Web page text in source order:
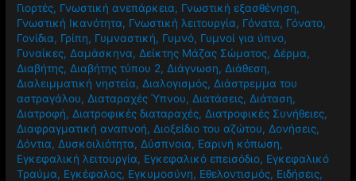
Γιορτές, Γνωστική ανεπάρκεια, Γνωστική εξασθένηση,
Γνωστική Ικανότητα, Γνωστική λειτουργία, Γόνατα, Γόνατο,
Γονίδια, Γρίπη, Γυμναστική, Γυμνό, Γυμνοί για ύπνο,
Γυναίκες, Δαμάσκηνα, Δείκτης Μάζας Σώματος, Δέρμα,
Διαβήτης, Διαβήτης τύπου 2, Διάγνωση, Διάθεση,
Διαλειμματική νηστεία, Διαλογισμός, Διάστρεμμα του
αστραγάλου, Διαταραχές Ύπνου, Διατάσεις, Διάταση,
Διατροφή, Διατροφικές διαταραχές, Διατροφικές Συνήθειες,
Διαφραγματική αναπνοή, Διοξείδιο του αζώτου, Δονήσεις,
Δόντια, Δυσκοιλιότητα, Δύσπνοια, Εαρινή κόπωση,
Εγκεφαλική λειτουργία, Εγκεφαλικό επεισόδιο, Εγκεφαλικό
Τραύμα, Εγκέφαλος, Εγκυμοσύνη, Εθελοντισμός, Ειδήσεις,